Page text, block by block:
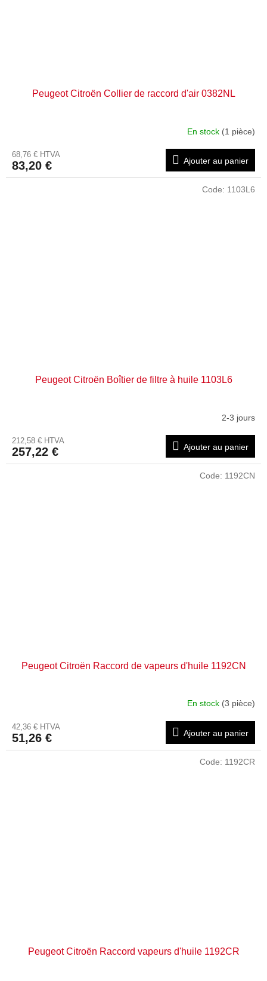
Peugeot Citroën Collier de raccord d'air 0382NL
En stock (1 pièce)
68,76 € HTVA
83,20 € Ajouter au panier
Peugeot Citroën Boîtier de filtre à huile 1103L6
2-3 jours
212,58 € HTVA
257,22 € Ajouter au panier
Code: 1103L6
Peugeot Citroën Raccord de vapeurs d'huile 1192CN
En stock (3 pièce)
42,36 € HTVA
51,26 € Ajouter au panier
Code: 1192CN
Peugeot Citroën Raccord vapeurs d'huile 1192CR
Code: 1192CR